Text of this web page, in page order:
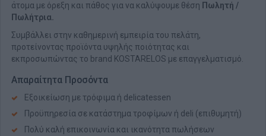
άτομα με όρεξη και πάθος για να καλύψουμε θέση Πωλητή /
Πωλήτρια.
Συμβάλλει στην καθημερινή εμπειρία του πελάτη,
προτείνοντας προϊόντα υψηλής ποιότητας και
εκπροσωπώντας το brand ΚOSTARELOS με επαγγελματισμό.
Απαραίτητα Προσόντα
Εξοικείωση με τρόφιμα ή delicatessen
Προϋπηρεσία σε κατάστημα τροφίμων ή deli (επιθυμητή)
Πολύ καλή επικοινωνία και ικανότητα πωλήσεων